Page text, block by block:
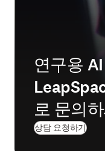
연구용
로 문의
상담 요청하기